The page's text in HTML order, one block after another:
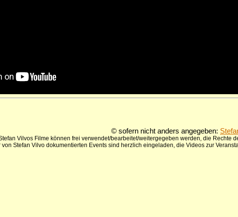
© sofern nicht anders angegeben:
Vilvos Filme können frei verwendet/bearbeitet/weitergegeben werden, die Rechte
von Stefan Vilvo dokumentierten Events sind herzlich eingeladen, die Videos zur